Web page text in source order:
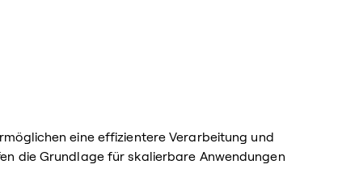
eine effizientere Verarbeitung und
die Grundlage für skalierbare Anwendungen